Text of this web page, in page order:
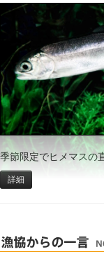
季節限定でヒメマスの
詳細